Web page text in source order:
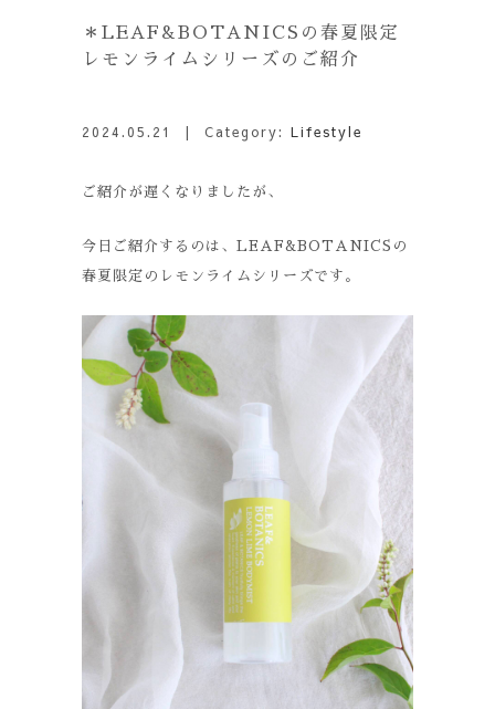
＊LEAF&BOTANICSの春夏限定
レモンライムシリーズのご紹介
2024.05.21 | Category: Lifestyle
ご紹介が遅くなりましたが、
今日ご紹介するのは、LEAF&BOTANICSの
春夏限定のレモンライムシリーズです。